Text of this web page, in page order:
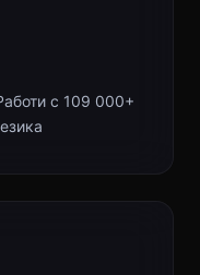
с 109 000+